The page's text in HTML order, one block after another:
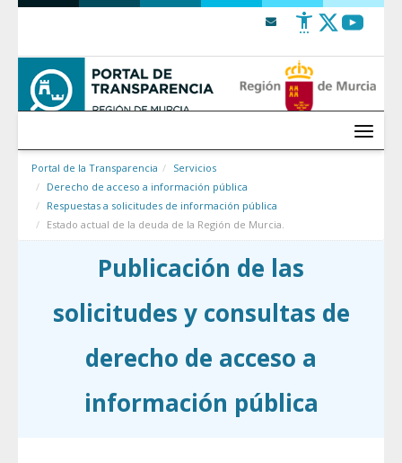
Saltar al contenido
Menú
Portal de la Transparencia
Servicios
Derecho de acceso a información pública
Respuestas a solicitudes de información pública
Estado actual de la deuda de la Región de Murcia.
Publicación de las
solicitudes y consultas de
derecho de acceso a
información pública